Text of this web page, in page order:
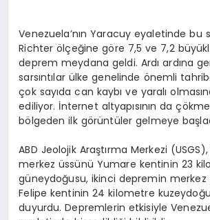
Venezuela’nın Yaracuy eyaletinde bu
Richter ölçeğine göre 7,5 ve 7,2
deprem meydana geldi. Ardı ardına
sarsıntılar ülke genelinde önemli
çok sayıda can kaybı ve yaralı
ediliyor. İnternet altyapısının da
bölgeden ilk görüntüler gelmeye
ABD Jeolojik Araştırma Merkezi
merkez üssünü Yumare kentinin 23
güneydoğusu, ikinci depremin merkez
Felipe kentinin 24 kilometre
duyurdu. Depremlerin etkisiyle